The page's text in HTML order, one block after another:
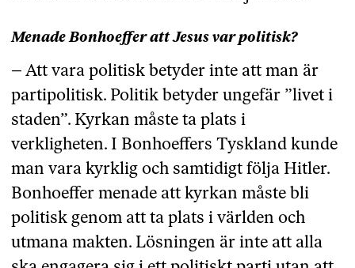
Menade Bonhoeffer att Jesus var politisk?
– Att vara politisk betyder inte att man är
partipolitisk. Politik betyder ungefär ”livet i
staden”. Kyrkan måste ta plats i
verkligheten. I Bonhoeffers Tyskland kunde
man vara kyrklig och samtidigt följa Hitler.
Bonhoeffer menade att kyrkan måste bli
politisk genom att ta plats i världen och
utmana makten. Lösningen är inte att alla